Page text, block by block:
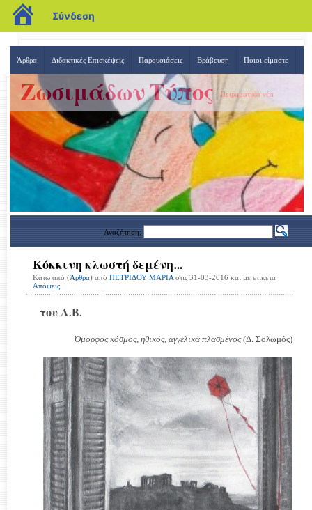
blogs.sch.gr
Σύνδεση
Άρθρα Διδακτικές Επισκέψεις Παρουσιάσεις Βράβευση Ποιοι είμαστε
Ζωσιμάδων Τύπος Πειραματικά νέα
Αναζήτηση:
Κόκκινη κλωστή δεμένη…
Κάτω από (Άρθρα) από ΠΕΤΡΙΔΟΥ ΜΑΡΙΑ στις 31-03-2016 και με ετικέτα
Απόψεις
του Λ.Β.
Όμορφος κόσμος, ηθικός, αγγελικά πλασμένος(Δ. Σολωμός)